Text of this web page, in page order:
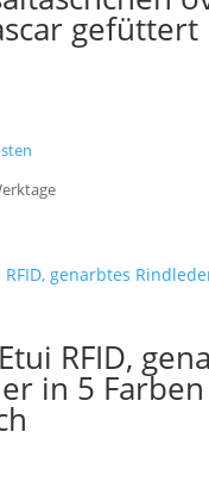
gefüttert
RFID,
in 5 Farben